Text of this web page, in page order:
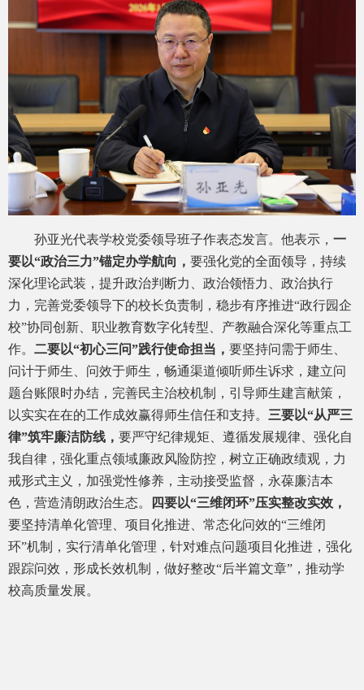
孙亚光代表学校党委领导班子作表态发言。他表示， 一
要以“政治三力”锚定办学航向 ， 要强化党的全面领导，持续
深化理论武装，提升政治判断力、政治领悟力、政治执行
力，完善党委领导下的校长负责制，稳步有序推进“政行园企
校”协同创新、职业教育数字化转型、产教融合深化等重点工
作。 二要以“初心三问”践行使命担当， 要坚持问需于师生、
问计于师生、问效于师生，畅通渠道倾听师生诉求，建立问
题台账限时办结，完善民主治校机制，引导师生建言献策，
以实实在在的工作成效赢得师生信任和支持。 三要以“从严三
律”筑牢廉洁防线， 要严守纪律规矩、遵循发展规律、强化自
我自律，强化重点领域廉政风险防控，树立正确政绩观，力
戒形式主义，加强党性修养，主动接受监督，永葆廉洁本
色，营造清朗政治生态。
四要以“三维闭环”压实整改实效，
要坚持清单化管理、项目化推进、常态化问效的“三维闭
环”机制，实行清单化管理，针对难点问题项目化推进，强化
跟踪问效，形成长效机制，做好整改“后半篇文章”，推动学
校高质量发展。